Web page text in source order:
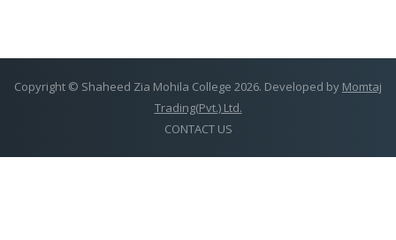
Copyright © Shaheed Zia Mohila College 2026. Developed by Momtaj
Trading(Pvt.) Ltd.
CONTACT US